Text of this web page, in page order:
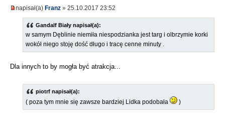
napisał(a) Franz » 25.10.2017 23:52
Gandalf Biały napisał(a):
w samym Dęblinie niemiła niespodzianka jest targ i olbrzymie korki
wokół niego stoję dość długo i tracę cenne minuty .
Dla innych to by mogła być atrakcja...
piotrf napisał(a):
( poza tym mnie się zawsze bardziej Lidka podobała )